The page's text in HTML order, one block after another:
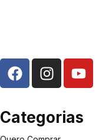
Categorias